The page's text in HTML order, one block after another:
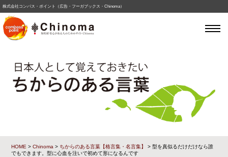
株式会社コンパス・ポイント（広告・フーガブックス・Chinoma）
HOME >Chinoma > ちからのある言葉【格言集・名言集】
> 型を真似るだけだけなら誰
でもできます。型に心血を注いで初めて形になるんです